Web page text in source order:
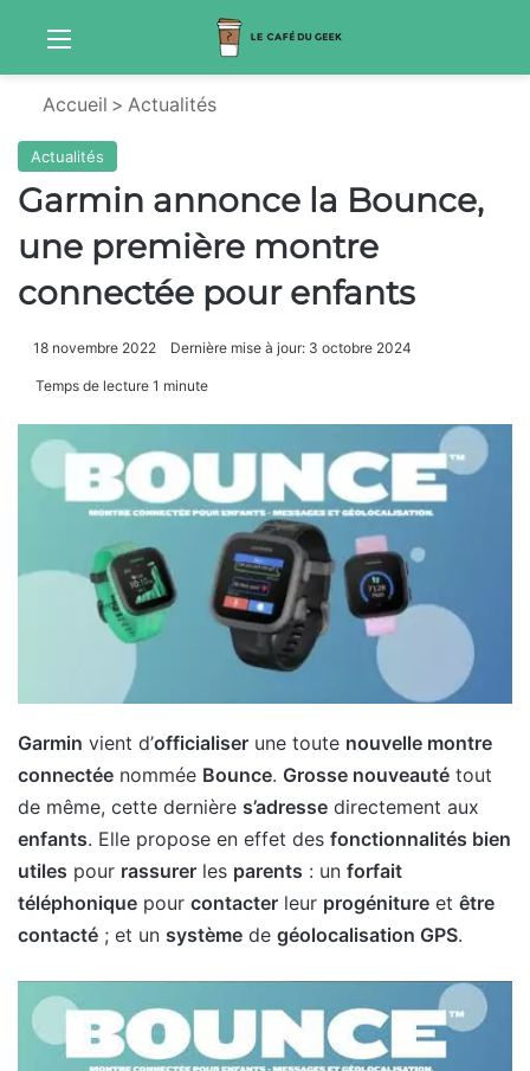
Menu
Accueil > Actualités
Actualités
Garmin annonce la Bounce,
une première montre
connectée pour enfants
18 novembre 2022 Dernière mise à jour: 3 octobre 2024
Temps de lecture 1 minute
Garmin vient d’officialiser une toute nouvelle montre
connectée nommée Bounce. Grosse nouveauté tout
de même, cette dernière s’adresse directement aux
enfants. Elle propose en effet des fonctionnalités bien
utiles pour rassurer les parents : un forfait
téléphonique pour contacter leur progéniture et être
contacté ; et un système de géolocalisation GPS.